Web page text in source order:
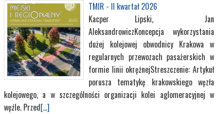
TMIR - II kwartał 2026
Kacper Lipski, Jan
AleksandrowiczKoncepcja wykorzystania
dużej kolejowej obwodnicy Krakowa w
regularnych przewozach pasażerskich w
formie linii okrężnejStreszczenie: Artykuł
porusza tematykę krakowskiego węzła
kolejowego, a w szczególności organizacji kolei aglomeracyjnej w
węźle. Przed[...]